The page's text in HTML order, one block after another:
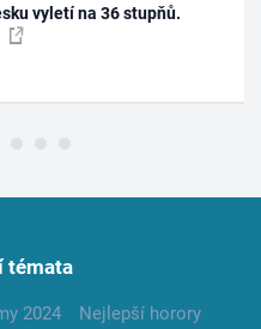
vyletí na 36 stupňů.
témata
2024
Nejlepší horory